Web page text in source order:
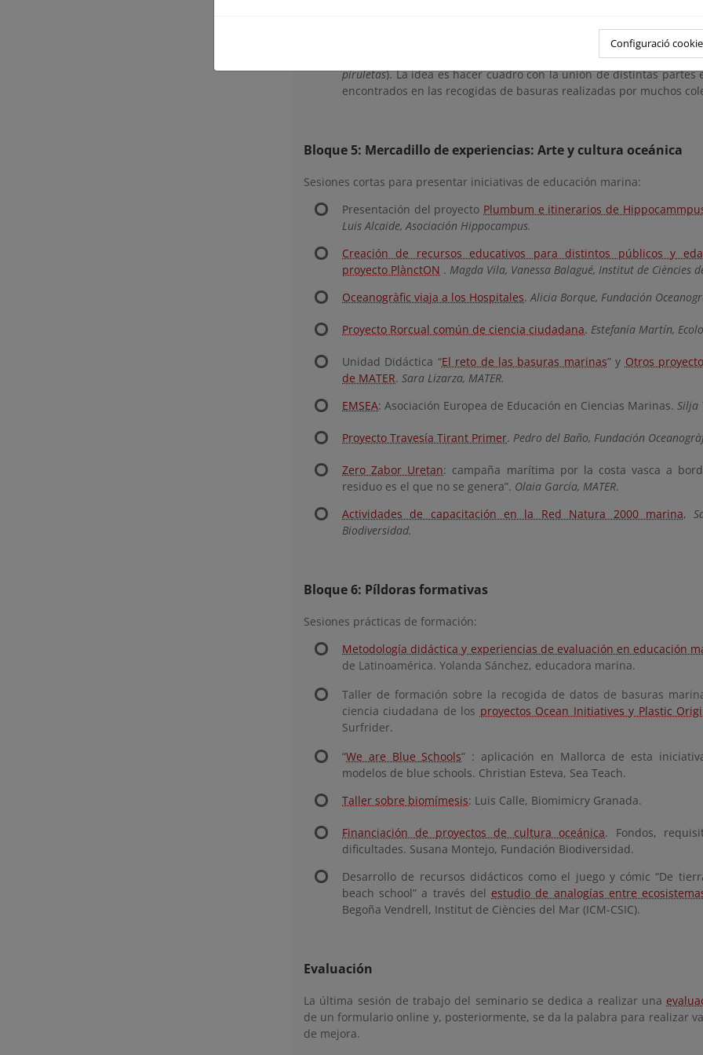
Propuesta sobre arte y naturaleza colaborativade Moisés
piruletas). La idea es hacer cuadro con la unión de distintas partes
encontrados en las recogidas de basuras realizadas por muchos
Bloque 5: Mercadillo de experiencias: Arte y cultura oceánica
Sesiones cortas para presentar iniciativas de educación marina:
Presentación del proyecto Plumbum e itinerarios de
Luis Alcaide, Asociación Hippocampus.
Creación de recursos educativos para distintos públicos y
proyecto PlànctON . Magda Vila, Vanessa Balagué, Institut de Ciències
Oceanogràfic viaja a los Hospitales.Alicia Borque, Fundación
Proyecto Rorcual común de ciencia ciudadana. Estefanía Martín,
Unidad Didáctica “El reto de las basuras marinas” y Otros
de MATER. Sara Lizarza, MATER.
EMSEA: Asociación Europea de Educación en Ciencias Marinas. Silja
Proyecto Travesía Tirant Primer. Pedro del Baño, Fundación
Zero Zabor Uretan: campaña marítima por la costa vasca a
residuo es el que no se genera”. Olaia García, MATER.
Actividades de capacitación en la Red Natura 2000 marina,
Biodiversidad.
Bloque 6: Píldoras formativas
Sesiones prácticas de formación:
Metodología didáctica y experiencias de evaluación en educación
de Latinoamérica. Yolanda Sánchez, educadora marina.
Taller de formación sobre la recogida de datos de basuras
ciencia ciudadana de los proyectos Ocean Initiatives y Plastic
Surfrider.
“We are Blue Schools” : aplicación en Mallorca de esta
modelos de blue schools. Christian Esteva, Sea Teach.
Taller sobre biomímesis: Luis Calle, Biomimicry Granada.
Financiación de proyectos de cultura oceánica. Fondos,
dificultades. Susana Montejo, Fundación Biodiversidad.
Desarrollo de recursos didácticos como el juego y cómic “De
beach school” a través del estudio de analogías entre
Begoña Vendrell, Institut de Ciències del Mar (ICM-CSIC).
Evaluación
La última sesión de trabajo del seminario se dedica a realizar una
de un formulario online y, posteriormente, se da la palabra para realizar
de mejora.
Configuració